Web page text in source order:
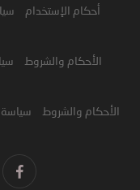
أحكام الإستخدام
الأحكام والشروط
الأحكام والشروط